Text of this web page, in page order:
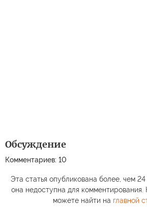
Обсуждение
Комментариев: 10
Эта статья опубликована более, чем 24
она недоступна для
можете найти на главной